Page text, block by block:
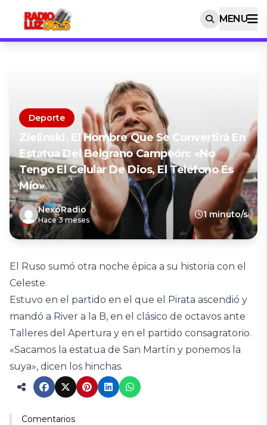
MENU
Deporte
Zielinski, El Hombre Que Se Convertirá En
Estatua Del Belgrano Campeón: «No
Tengo El Celular De Dios, El Teléfono Es
Mío»
NexoRadio
Hace 3 meses
1 minuto/s
El Ruso sumó otra noche épica a su historia con el
Celeste.
Estuvo en el partido en el que el Pirata ascendió y
mandó a River a la B, en el clásico de octavos ante
Talleres del Apertura y en el partido consagratorio.
«Sacamos la estatua de San Martín y ponemos la
suya», dicen los hinchas.
Comentarios